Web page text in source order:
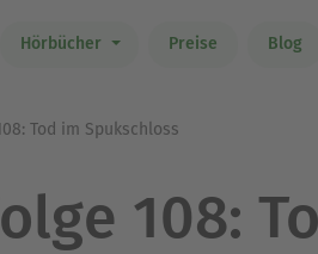
Hörbücher Preise Blog
Tod im Spukschloss
108: